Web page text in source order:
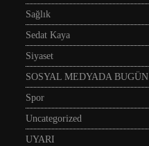
Sağlık
Sedat Kaya
Siyaset
SOSYAL MEDYADA BUGÜN
Spor
Uncategorized
UYARI